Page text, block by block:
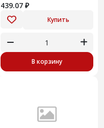
439.07 ₽
Купить
В корзину